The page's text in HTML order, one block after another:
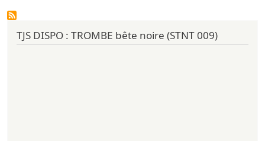
TJS DISPO : TROMBE bête noire (STNT 009)